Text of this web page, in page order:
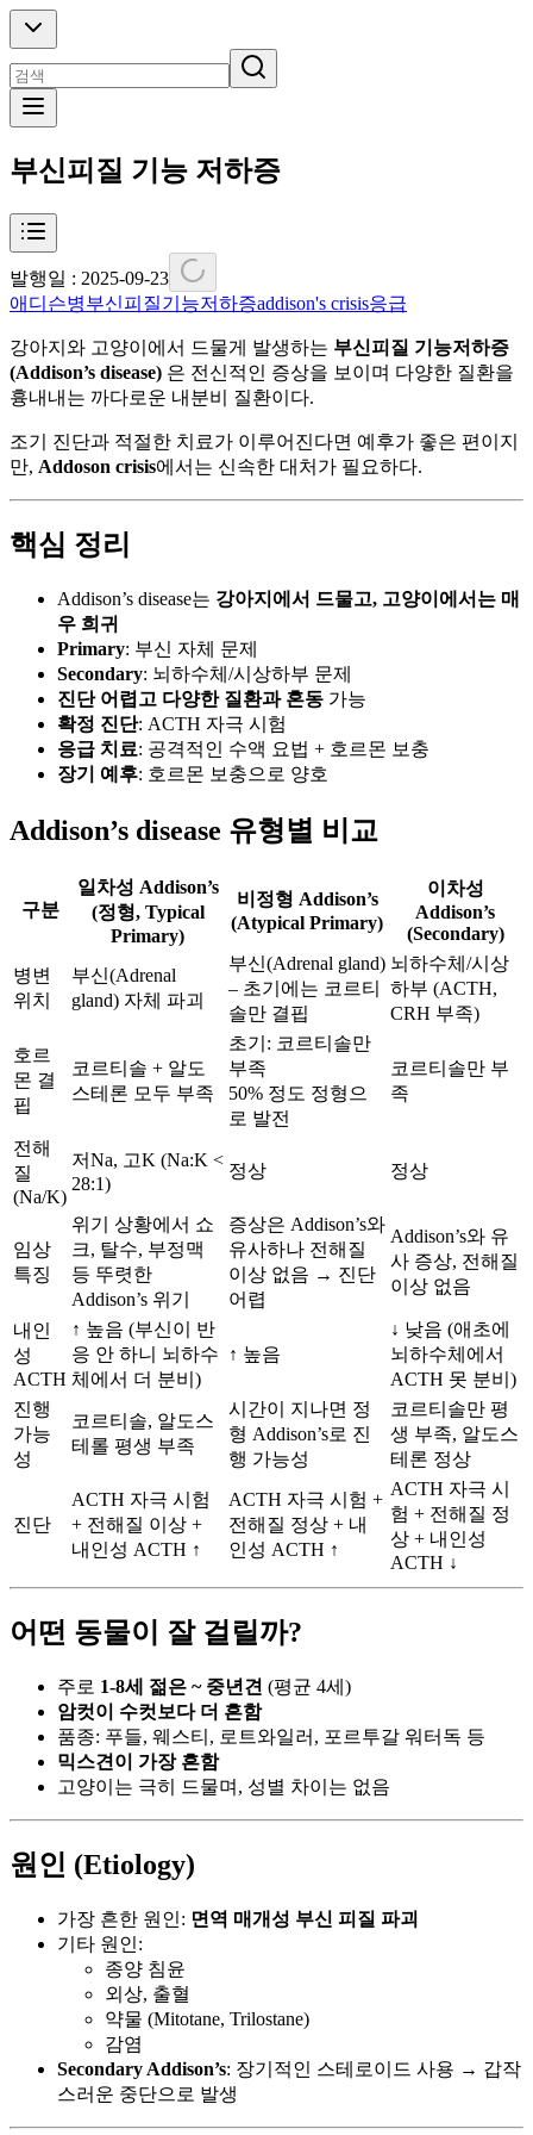
부신피질 기능 저하증
발행일 : 2025-09-23
애디슨병부신피질기능저하증addison's crisis응급
강아지와 고양이에서 드물게 발생하는 부신피질 기능저하증
(Addison’s disease) 은 전신적인 증상을 보이며 다양한 질환을
흉내내는 까다로운 내분비 질환이다.
조기 진단과 적절한 치료가 이루어진다면 예후가 좋은 편이지
만, Addoson crisis에서는 신속한 대처가 필요하다.
핵심 정리
Addison’s disease는 강아지에서 드물고, 고양이에서는 매
우 희귀
Primary: 부신 자체 문제
Secondary: 뇌하수체/시상하부 문제
진단 어렵고 다양한 질환과 혼동 가능
확정 진단: ACTH 자극 시험
응급 치료: 공격적인 수액 요법 + 호르몬 보충
장기 예후: 호르몬 보충으로 양호
Addison’s disease 유형별 비교
구분
일차성 Addison’s
(정형, Typical
Primary)
비정형 Addison’s
(Atypical Primary)
이차성
Addison’s
(Secondary)
병변
위치
부신(Adrenal
gland) 자체 파괴
부신(Adrenal gland)
– 초기에는 코르티
솔만 결핍
뇌하수체/시상
하부 (ACTH,
CRH 부족)
호르
몬 결
핍
코르티솔 + 알도
스테론 모두 부족
초기: 코르티솔만
부족
50% 정도 정형으
로 발전
코르티솔만 부
족
전해
질
(Na/K)
저Na, 고K (Na:K <
28:1)
정상 정상
임상
특징
위기 상황에서 쇼
크, 탈수, 부정맥
등 뚜렷한
Addison’s 위기
증상은 Addison’s와
유사하나 전해질
이상 없음 → 진단
어렵
Addison’s와 유
사 증상, 전해질
이상 없음
내인
성
ACTH
↑ 높음 (부신이 반
응 안 하니 뇌하수
체에서 더 분비)
↑ 높음
↓ 낮음 (애초에
뇌하수체에서
ACTH 못 분비)
진행
가능
성
코르티솔, 알도스
테롤 평생 부족
시간이 지나면 정
형 Addison’s로 진
행 가능성
코르티솔만 평
생 부족, 알도스
테론 정상
진단
ACTH 자극 시험
+ 전해질 이상 +
내인성 ACTH ↑
ACTH 자극 시험 +
전해질 정상 + 내
인성 ACTH ↑
ACTH 자극 시
험 + 전해질 정
상 + 내인성
ACTH ↓
어떤 동물이 잘 걸릴까?
주로 1-8세 젊은 ~ 중년견 (평균 4세)
암컷이 수컷보다 더 흔함
품종: 푸들, 웨스티, 로트와일러, 포르투갈 워터독 등
믹스견이 가장 흔함
고양이는 극히 드물며, 성별 차이는 없음
원인 (Etiology)
가장 흔한 원인: 면역 매개성 부신 피질 파괴
기타 원인:
종양 침윤
외상, 출혈
약물 (Mitotane, Trilostane)
감염
Secondary Addison’s: 장기적인 스테로이드 사용 → 갑작
스러운 중단으로 발생